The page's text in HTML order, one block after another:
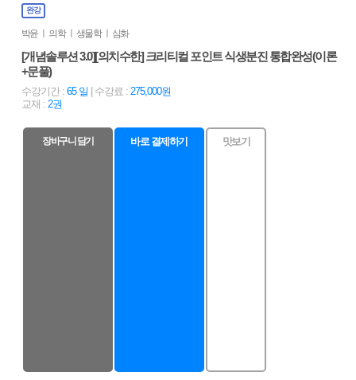
완강
박윤 ㅣ 의학 ㅣ 생물학 ㅣ 심화
[개념솔루션 3.0][의치수한] 크리티컬 포인트 식생분진 통합완성(이론
+문풀)
수강기간 : 65 일 | 수강료 : 275,000원
교재 : 2권
장바구니 담기 바로 결제하기 맛보기